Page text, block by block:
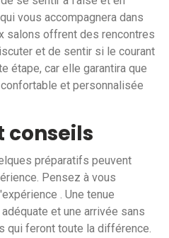
vous accompagnera dans
salons offrent des rencontres
et de sentir si le courant
étape, car elle garantira que
et personnalisée
conseils
préparatifs peuvent
Pensez à vous
. Une tenue
et une arrivée sans
qui feront toute la différence.